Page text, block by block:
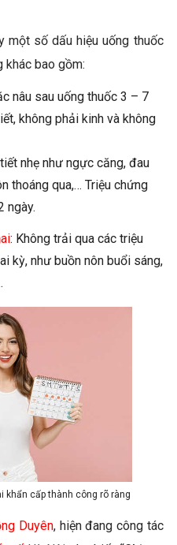
một số dấu hiệu uống thuốc
khác bao gồm:
nâu sau uống thuốc 3 – 7
không phải kinh và không
nhẹ như ngực căng, đau
thoáng qua,… Triệu chứng
ngày.
: Không trải qua các triệu
kỳ, như buồn nôn buổi sáng,
khẩn cấp thành công rõ ràng
Duyên, hiện đang công tác